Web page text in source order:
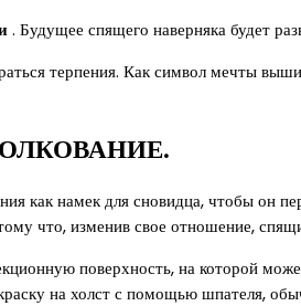
. Будущее спящего наверняка будет
терпения. Как символ мечты
как намек для сновидца, чтобы он
что, изменив свое отношение,
поверхность, на которой
на холст с помощью шпателя,